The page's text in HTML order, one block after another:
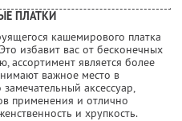
ПЛАТКИ
кашемирового платка
избавит вас от бесконечных
ассортимент является более
важное место в
аксессуар,
применения и отлично
и хрупкость.